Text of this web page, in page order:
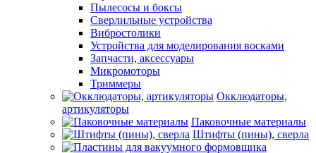
Пылесосы и боксы
Сверлильные устройства
Вибростолики
Устройства для моделирования восками
Запчасти, аксессуары
Микромоторы
Триммеры
Окклюдаторы,
артикуляторы
Паковочные материалы
Штифты (пины), сверла